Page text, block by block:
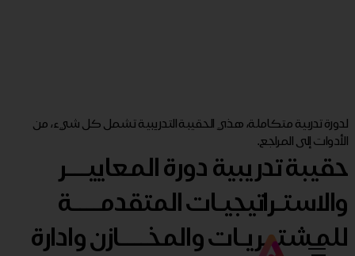
لدورة تدربية متكاملة، هذي الحقيبة التدريبية تشمل كل شيء، من
الأدوات إلى المراجع.
حقيبة تدريبية دورة المعاييـــر
والاستـراتيجيـات المتقدمــــة
للمشتــريـات والمخــــازن وادارة